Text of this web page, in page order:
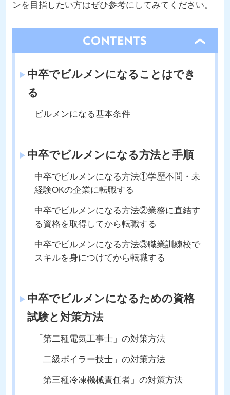
ンを目指したい方はぜひ参考にしてみてください。
中卒でビルメンになることはでき
る
ビルメンになる基本条件
中卒でビルメンになる方法と手順
中卒でビルメンになる方法①学歴不問・未
経験OKの企業に転職する
中卒でビルメンになる方法②業務に直結す
る資格を取得してから転職する
中卒でビルメンになる方法③職業訓練校で
スキルを身につけてから転職する
中卒でビルメンになるための資格
試験と対策方法
「第二種電気工事士」の対策方法
「二級ボイラー技士」の対策方法
「第三種冷凍機械責任者」の対策方法